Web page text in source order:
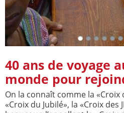
40 ans de voyage
monde pour
On la connaît comme la «Croix
«Croix du Jubilé», la «Croix des